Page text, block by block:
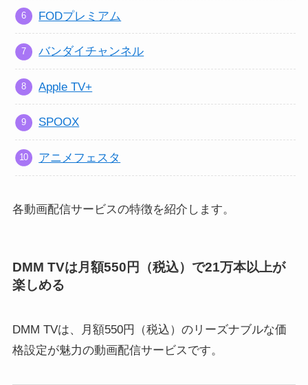
FODプレミアム
バンダイチャンネル
Apple TV+
SPOOX
アニメフェスタ
各動画配信サービスの特徴を紹介します。
DMM TVは月額550円（税込）で21万本以上が
楽しめる
DMM TVは、月額550円（税込）のリーズナブルな価
格設定が魅力の動画配信サービスです。